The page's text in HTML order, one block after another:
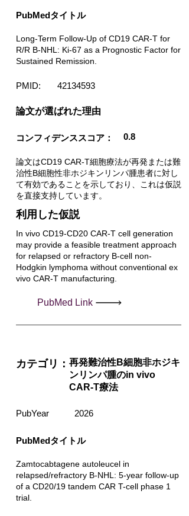
PubMedタイトル
Long-Term Follow-Up of CD19 CAR-T for
R/R B-NHL: Ki-67 as a Prognostic Factor for
Sustained Remission.
PMID: 42134593
​論文が選ばれた理由
コンフィデンススコア： 0.8
論文はCD19 CAR-T細胞療法が再発または難
治性B細胞性非ホジキンリンパ腫患者に対し
て有効であることを示しており、これは仮説
を直接支持しています。
利用した仮説
In vivo CD19-CD20 CAR-T cell generation
may provide a feasible treatment approach
for relapsed or refractory B-cell non-
Hodgkin lymphoma without conventional ex
vivo CAR-T manufacturing.
PubMed Link
カテゴリ： 再発難治性B細胞非ホジキ
ンリンパ腫のin vivo
CAR-T療法
PubYear 2026
PubMedタイトル
Zamtocabtagene autoleucel in
relapsed/refractory B-NHL: 5-year follow-up
of a CD20/19 tandem CAR T-cell phase 1
trial.